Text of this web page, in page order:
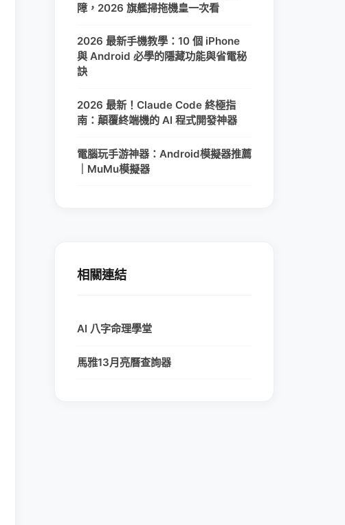
障，2026 旗艦掃拖機皇一次看
2026 最新手機教學：10 個 iPhone
與 Android 必學的隱藏功能與省電秘
訣
2026 最新！Claude Code 終極指
南：顛覆終端機的 AI 程式開發神器
電腦玩手游神器：Android模擬器推薦
｜MuMu模擬器
相關連結
AI 八字命理學堂
馬雅13月亮曆查詢器